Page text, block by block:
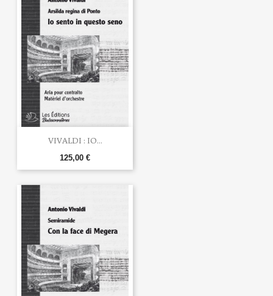
VIVALDI : IO...
125,00 €